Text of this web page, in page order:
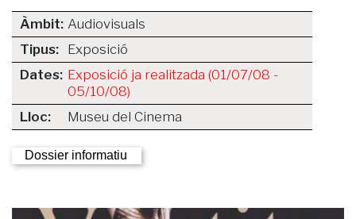
Àmbit: Audiovisuals
Tipus: Exposició
Dates: Exposició ja realitzada (01/07/08 -
05/10/08)
Lloc:
Museu del Cinema
Dossier informatiu